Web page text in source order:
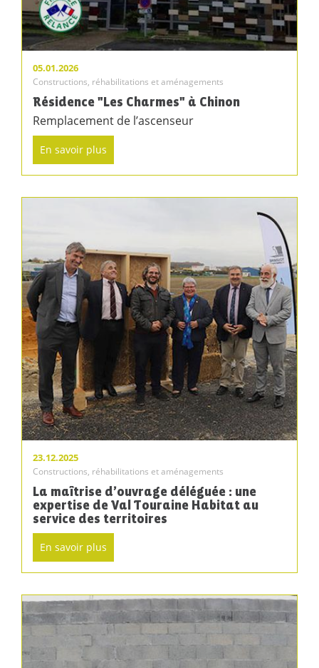
05.01.2026
Constructions, réhabilitations et aménagements
Résidence "Les Charmes" à Chinon
Remplacement de l’ascenseur
En savoir plus
23.12.2025
Constructions, réhabilitations et aménagements
La maîtrise d’ouvrage déléguée : une
expertise de Val Touraine Habitat au
service des territoires
En savoir plus